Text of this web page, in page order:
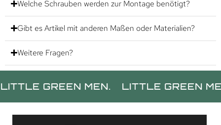
Welche Schrauben werden zur Montage benötigt?
Gibt es Artikel mit anderen Maßen oder Materialien?
Weitere Fragen?
GREEN MEN. LITTLE GREEN MEN.